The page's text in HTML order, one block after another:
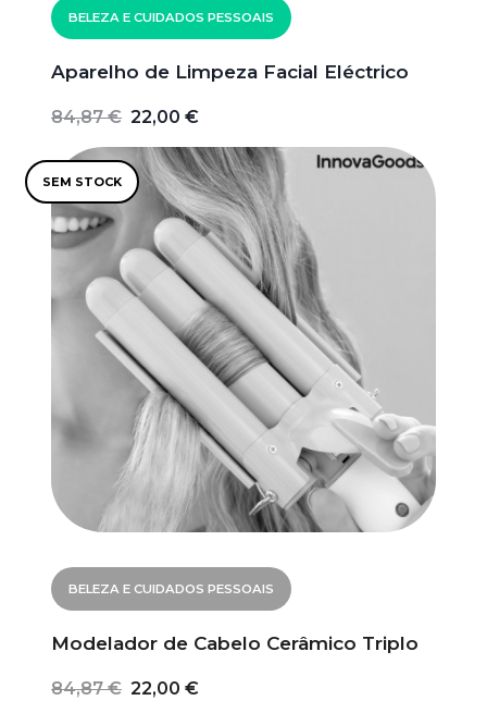
BELEZA E CUIDADOS PESSOAIS
Aparelho de Limpeza Facial Eléctrico
84,87 € 22,00 €
SEM STOCK
BELEZA E CUIDADOS PESSOAIS
Modelador de Cabelo Cerâmico Triplo
84,87 € 22,00 €